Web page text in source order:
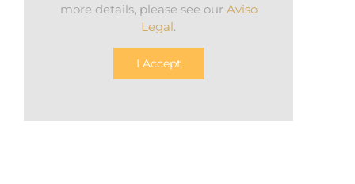
more details, please see our Aviso
Legal.
I Accept